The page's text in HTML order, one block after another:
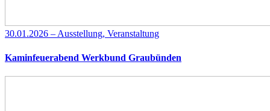
30.01.2026 – Ausstellung, Veranstaltung
Kaminfeuerabend Werkbund Graubünden